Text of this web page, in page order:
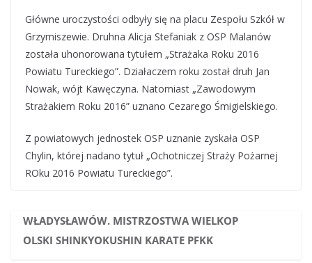
Główne uroczystości odbyły się na placu Zespołu Szkół w
Grzymiszewie. Druhna Alicja Stefaniak z OSP Malanów
została uhonorowana tytułem „Strażaka Roku 2016
Powiatu Tureckiego”. Działaczem roku został druh Jan
Nowak, wójt Kawęczyna. Natomiast „Zawodowym
Strażakiem Roku 2016” uznano Cezarego Śmigielskiego.
Z powiatowych jednostek OSP uznanie zyskała OSP
Chylin, której nadano tytuł „Ochotniczej Straży Pożarnej
ROku 2016 Powiatu Tureckiego”.
WŁADYSŁAWÓW. MISTRZOSTWA WIELKOP
OLSKI SHINKYOKUSHIN KARATE PFKK